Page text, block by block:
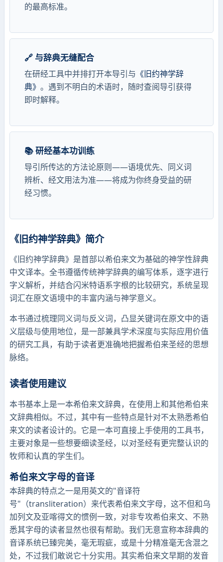
的最高标准。
🔗 与辞典无缝配合
在研经工具中并排打开本导引与 《旧约神学辞
典》 。遇到不明白的术语时，随时查阅导引获得
即时解释。
📚 研经基本功训练
导引所传达的方法论原则——语境优先、同义词
辨析、经文用法为准——将成为你终身受益的研
经习惯。
《旧约神学辞典》简介
《旧约神学辞典》是首部以希伯来文为基础的神学性辞典
中文译本。全书遵循传统神学辞典的编写体系，逐字进行
字义解析，并结合闪米特语系字根的比较研究，系统呈现
词汇在原文语境中的丰富内涵与神学意义。
本书通过梳理同义词与反义词，凸显关键词在原文中的语
义层级与使用地位，是一部兼具学术深度与实际应用价值
的研究工具，有助于读者更准确地把握希伯来圣经的思想
脉络。
读者使用建议
本书基本上是一本希伯来文辞典，在使用上和其他希伯来
文辞典相似。不过，其中有一些特点是针对不太熟悉希伯
来文的读者设计的。它是一本可直接上手使用的工具书，
主要对象是一些想要细读圣经，以对圣经有更完整认识的
牧师和认真的学生们。
希伯来文字母的音译
本辞典的特点之一是用英文的"音译符
号"（transliteration）来代表希伯来文字母，这不但和乌
加列文及亚喀得文的惯例一致，对非专攻希伯来文、不熟
悉其字母的读者显然也很有帮助。我们无意宣称本辞典的
音译系统已臻完美，毫无瑕疵，或是十分精准毫无含混之
处，不过我们敢说它十分实用。其实希伯来文早期的发音